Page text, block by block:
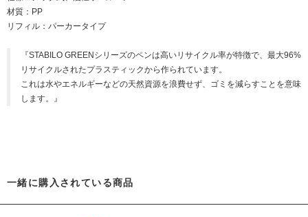
材質：PP
リフィル：パーカータイプ
『STABILO GREENシリーズのペンは高いリサイクル率が特徴で、最大96%
リサイクルされたプラスティックから作られています。
これは水やエネルギーなどの天然資源を浪費せず、ゴミを減らすことを意味
します。』
一緒に購入されている商品